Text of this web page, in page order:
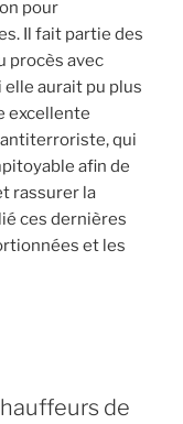
pour
Il fait partie des
procès avec
elle aurait pu plus
excellente
qui
afin de
rassurer la
ces dernières
et les
de